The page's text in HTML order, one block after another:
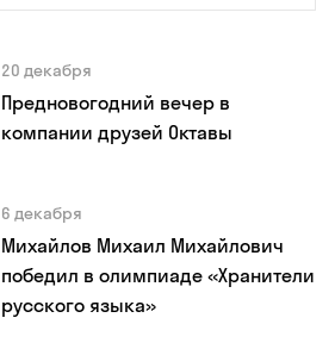
20 декабря
Предновогодний вечер в
компании друзей Октавы
6 декабря
Михайлов Михаил Михайлович
победил в олимпиаде «Хранители
русского языка»